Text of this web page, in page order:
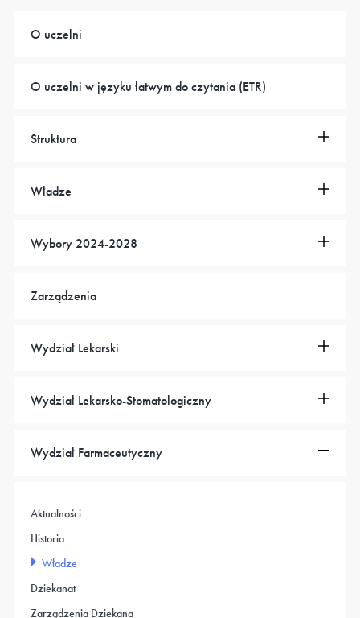
O uczelni
O uczelni w języku łatwym do czytania (ETR)
Struktura
Władze
Wybory 2024-2028
Zarządzenia
Wydział Lekarski
Wydział Lekarsko-Stomatologiczny
Wydział Farmaceutyczny
Aktualności
Historia
Władze
Dziekanat
Zarządzenia Dziekana